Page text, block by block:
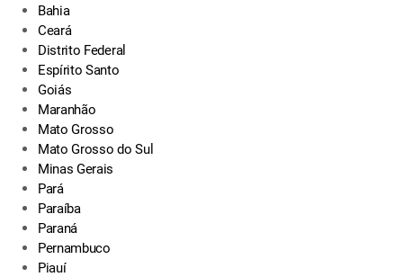
Bahia
Ceará
Distrito Federal
Espírito Santo
Goiás
Maranhão
Mato Grosso
Mato Grosso do Sul
Minas Gerais
Pará
Paraíba
Paraná
Pernambuco
Piauí